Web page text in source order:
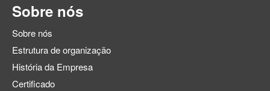
Sobre nós
Sobre nós
Estrutura de organização
História da Empresa
Certificado